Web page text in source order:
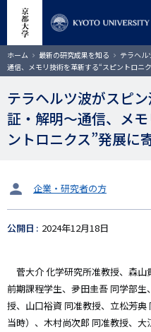
コ
ン
テ
に
動
サイト内検
ホーム 最新の研究成果を知る
テラヘル
通信、メモリ技術を革新する“スピントロニ
テラヘルツ波がスピ
証・解明～通信、メ
ントロニクス”発展に
タ
ッ
企業・研究者の方
公開日 2024年12月18日
菅大介 化学研究所准教授、森山
前期課程学生、夛田圭吾 同学部
授、山口裕資 同准教授、立松芳
当時）、木村尚次郎 同准教授、